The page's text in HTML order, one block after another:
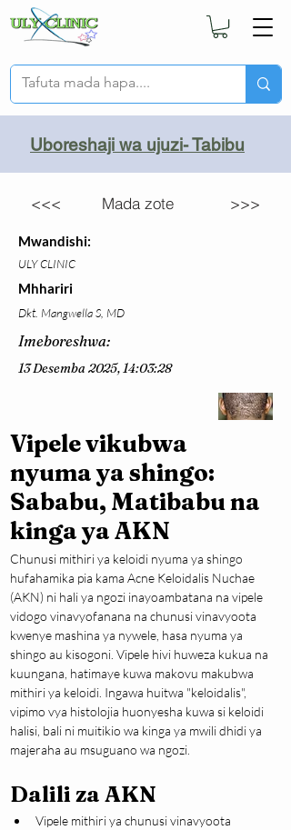
Uboreshaji wa ujuzi- Tabibu
<<< Mada zote >>>
Mwandishi:
ULY CLINIC
Mhhariri
Dkt. Mangwella S, MD
Imeboreshwa:
13 Desemba 2025, 14:03:28
Vipele vikubwa
nyuma ya shingo:
Sababu, Matibabu na
kinga ya AKN
Chunusi mithiri ya keloidi nyuma ya shingo
hufahamika pia kama Acne Keloidalis Nuchae
(AKN) ni hali ya ngozi inayoambatana na vipele
vidogo vinavyofanana na chunusi vinavyoota
kwenye mashina ya nywele, hasa nyuma ya
shingo au kisogoni. Vipele hivi huweza kukua na
kuungana, hatimaye kuwa makovu makubwa
mithiri ya keloidi. Ingawa huitwa "keloidalis",
vipimo vya histolojia huonyesha kuwa si keloidi
halisi, bali ni muitikio wa kinga ya mwili dhidi ya
majeraha au msuguano wa ngozi.
Dalili za AKN
Vipele mithiri ya chunusi vinavyoota